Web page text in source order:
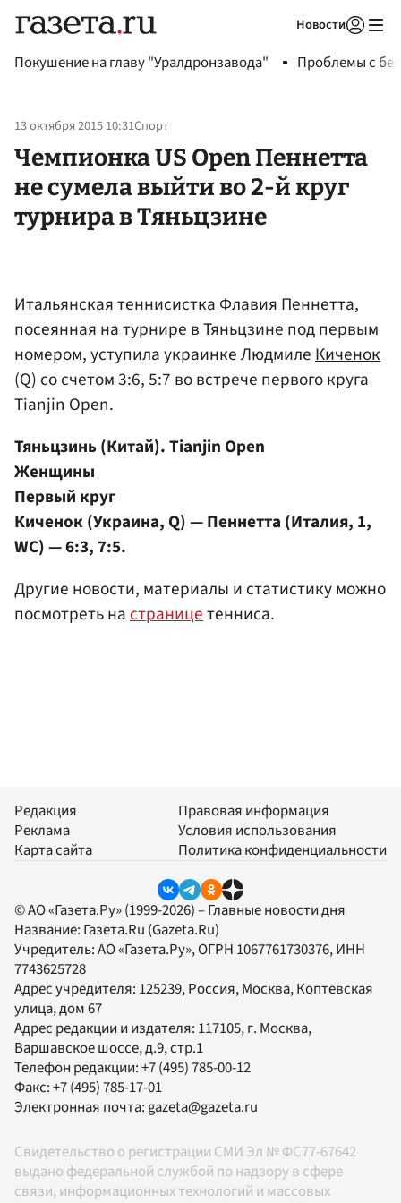
Новости
Покушение на главу "Уралдронзавода" Проблемы с
13 октября 2015 10:31Спорт
Чемпионка US Open Пеннетта
не сумела выйти во 2-й круг
турнира в Тяньцзине
Итальянская теннисисткаФлавия Пеннетта,
посеянная на турнире в Тяньцзине под первым
номером, уступила украинке ЛюдмилеКиченок
(Q) со счетом 3:6, 5:7 во встрече первого круга
Tianjin Open.
Тяньцзинь (Китай). Tianjin Open
Женщины
Первый круг
Киченок (Украина, Q) — Пеннетта (Италия, 1,
WC) — 6:3, 7:5.
Другие новости, материалы и статистику можно
посмотреть настраницетенниса.
Редакция
Реклама
Карта сайта
Правовая информация
Условия использования
Политика конфиденциальности
© АО «Газета.Ру» (1999-2026) – Главные новости дня
Название: Газета.Ru (Gazeta.Ru)
Учредитель:АО «Газета.Ру», ОГРН 1067761730376, ИНН
7743625728
Адрес учредителя: 125239, Россия, Москва, Коптевская
улица, дом 67
Адрес редакции и издателя: 117105, г. Москва,
Варшавское шоссе, д.9, стр.1
Телефон редакции:+7 (495) 785-00-12
Факс:+7 (495) 785-17-01
Электронная почта: gazeta@gazeta.ru
Свидетельство о регистрации СМИ Эл № ФС77-67642
выдано федеральной службой по надзору в сфере
связи, информационных технологий и массовых